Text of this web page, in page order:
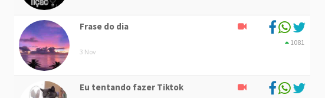
Frase do dia
3 Nov
1081
Eu tentando fazer Tiktok